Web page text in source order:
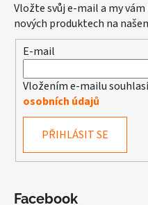
Vložte svůj e-mail a my
nových produktech na
E-mail
Vložením e-mailu
osobních údajů
PŘIHLÁSIT SE
Facebook